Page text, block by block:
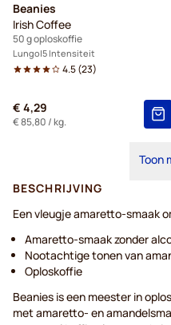
Beanies
Irish Coffee
50 g oploskoffie
Lungo 5 Intensiteit
4.5(23)
€ 4,29
€ 85,80 / kg.
Toon
BESCHRIJVING
Een vleugje amaretto-smaak
Amaretto-smaak zonder
Nootachtige tonen van
Oploskoffie
Beanies is een meester in
met amaretto- en